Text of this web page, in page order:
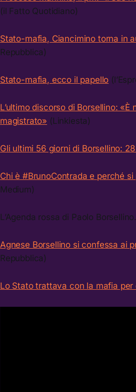
(il Fatto Quotidiano)
Stato-mafia, Ciancimino torna in
Repubblica)
Stato-mafia, ecco il papello
L’ultimo discorso di Borsellino:
magistrato» (Linkiesta)
Gli ultimi 56 giorni di Borsellino:
Chi è #BrunoContrada e perché si
Medium)
L’Agenda rossa di Paolo Borsellino.
Agnese Borsellino si confessa ai
Repubblica)
Lo Stato trattava con la mafia per